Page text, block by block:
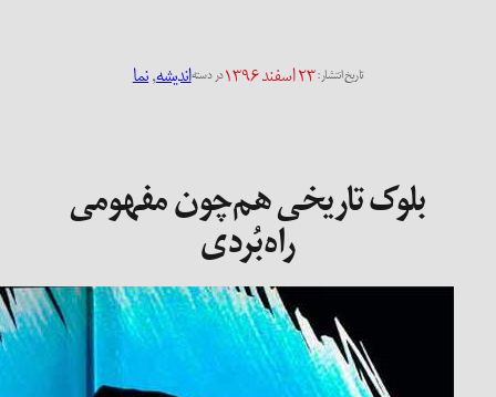
تاریخ انتشار:۲۳ اسفند ۱۳۹۶ در دستهاندیشه, نما
بلوک تاریخی هم‌چون مفهومی
راه‌بُردی